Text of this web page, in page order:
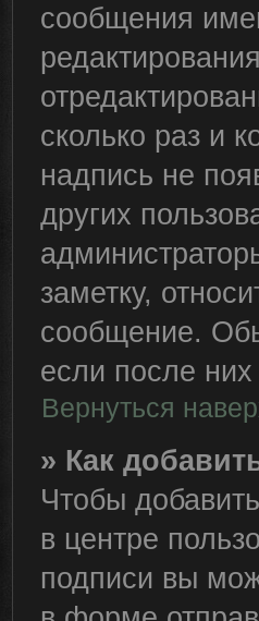
сообщения
сколько раз и
надпись не
других
заметку,
сообщение.
если после
Вернуться
» Как
Чтобы
в центре
подписи вы